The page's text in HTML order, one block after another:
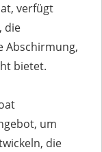
verfügt
die
Abschirmung,
bietet.
um
die